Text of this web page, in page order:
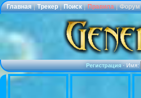
Главная | Трекер | Поиск | Правила | Форум
Регистрация·Имя: